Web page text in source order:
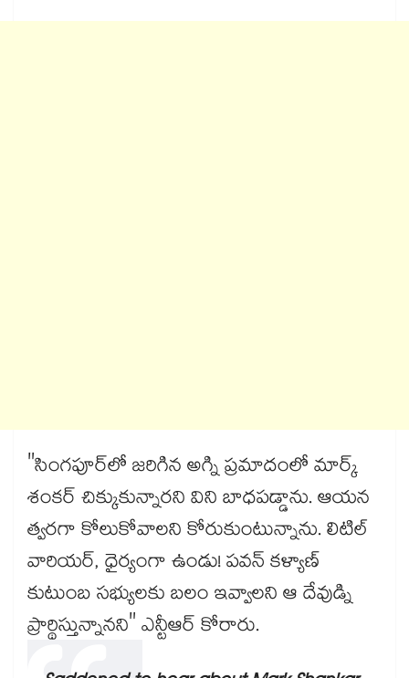
"సింగపూర్‌లో జరిగిన అగ్ని ప్రమాదంలో మార్క్
శంకర్ చిక్కుకున్నారని విని బాధపడ్డాను. ఆయన
త్వరగా కోలుకోవాలని కోరుకుంటున్నాను. లిటిల్
వారియర్, ధైర్యంగా ఉండు! పవన్ కళ్యాణ్
కుటుంబ సభ్యులకు బలం ఇవ్వాలని ఆ దేవుడ్ని
ప్రార్థిస్తున్నానని" ఎన్టీఆర్ కోరారు.